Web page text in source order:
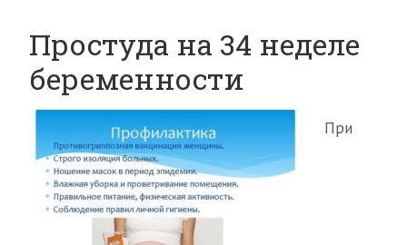
Простуда на 34 неделе
беременности
При